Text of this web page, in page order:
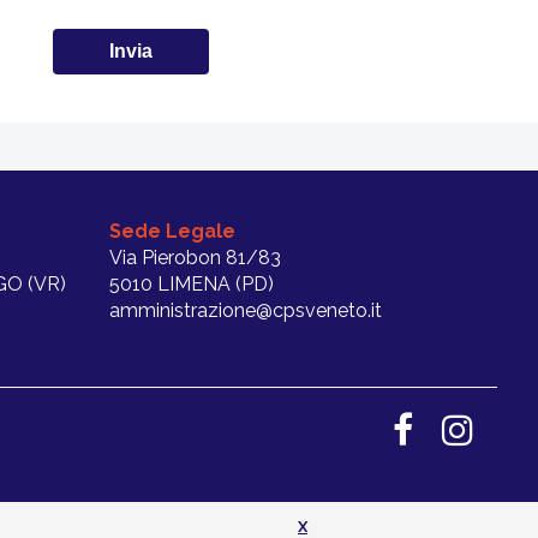
X
(VR)
Sede Legale
Via Pierobon 81/83
5010 LIMENA (PD)
amministrazione@cpsveneto.it